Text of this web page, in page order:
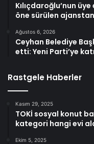
Kılıçdaroğlu’nun
öne sürülen
Ağustos 6, 2026
Ceyhan Belediye
etti: Yeni Parti’ye
Rastgele Haberler
Kasım 29, 2025
TOKİ sosyal konut
kategori hangi evi
Ekim 5, 2025